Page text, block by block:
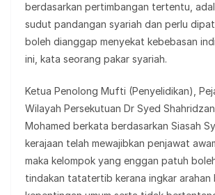
berdasarkan pertimbangan tertentu,
sudut pandangan syariah dan perlu
boleh dianggap menyekat kebebasan
ini, kata seorang pakar syariah.
Ketua Penolong Mufti (Penyelidikan),
Wilayah Persekutuan Dr Syed
Mohamed berkata berdasarkan Siasah
kerajaan telah mewajibkan penjawat
maka kelompok yang enggan patuh
tindakan tatatertib kerana ingkar arahan